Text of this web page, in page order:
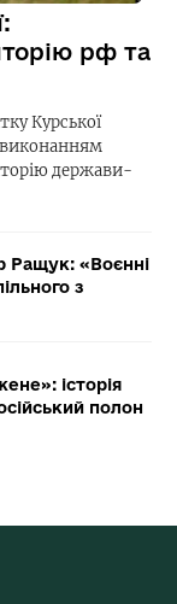
рф та
Курської
виконанням
держави-
Ращук: «Воєнні
з
історія
полон